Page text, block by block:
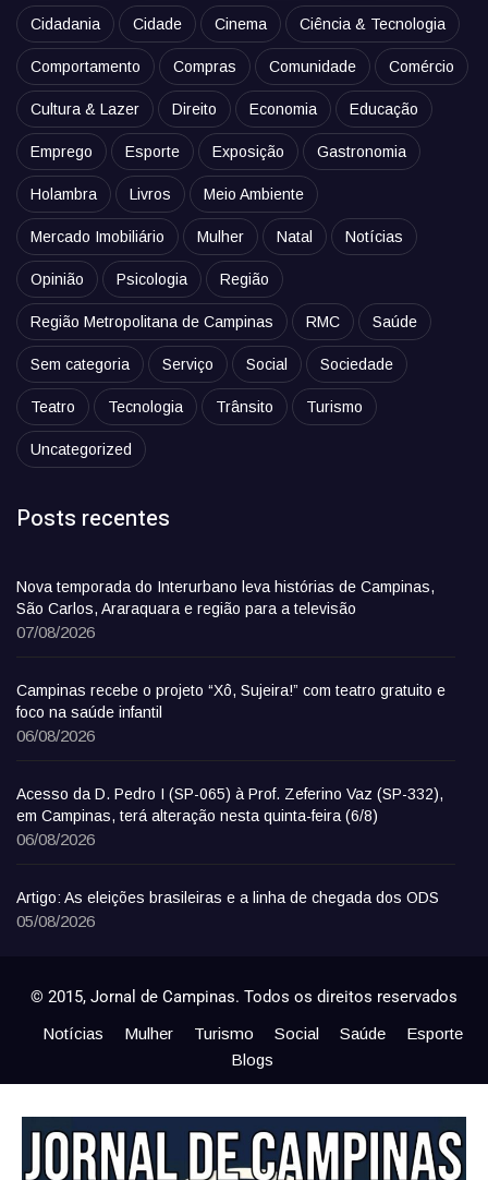
Cidadania Cidade Cinema Ciência & Tecnologia
Comportamento Compras Comunidade Comércio
Cultura & Lazer Direito Economia Educação
Emprego Esporte Exposição Gastronomia
Holambra Livros Meio Ambiente
Mercado Imobiliário Mulher Natal Notícias
Opinião Psicologia Região
Região Metropolitana de Campinas RMC Saúde
Sem categoria Serviço Social Sociedade
Teatro Tecnologia Trânsito Turismo
Uncategorized
Posts recentes
Nova temporada do Interurbano leva histórias de Campinas,
São Carlos, Araraquara e região para a televisão
07/08/2026
Campinas recebe o projeto “Xô, Sujeira!” com teatro gratuito e
foco na saúde infantil
06/08/2026
Acesso da D. Pedro I (SP-065) à Prof. Zeferino Vaz (SP-332),
em Campinas, terá alteração nesta quinta-feira (6/8)
06/08/2026
Artigo: As eleições brasileiras e a linha de chegada dos ODS
05/08/2026
© 2015, Jornal de Campinas. Todos os direitos reservados
Notícias Mulher Turismo Social Saúde
Esporte
Blogs